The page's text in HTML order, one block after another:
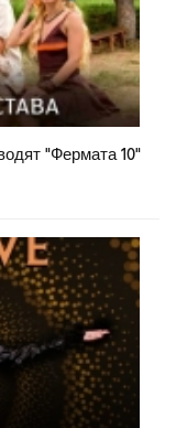
"Фермата 10"